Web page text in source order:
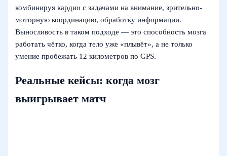
комбинируя кардио с задачами на внимание, зрительно-
моторную координацию, обработку информации.
Выносливость в таком подходе — это способность мозга
работать чётко, когда тело уже «плывёт», а не только
умение пробежать 12 километров по GPS.
Реальные кейсы: когда мозг
выигрывает матч